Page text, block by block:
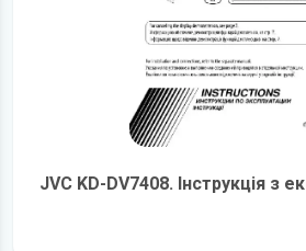
JVC KD-DV7408. Інструкція з